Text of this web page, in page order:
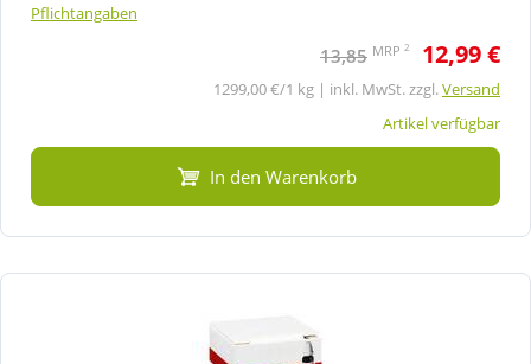
Pflichtangaben
13,85 MRP 2 12,99 €
1299,00 €/1 kg | inkl. MwSt. zzgl.Versand
Artikel verfügbar
In den Warenkorb